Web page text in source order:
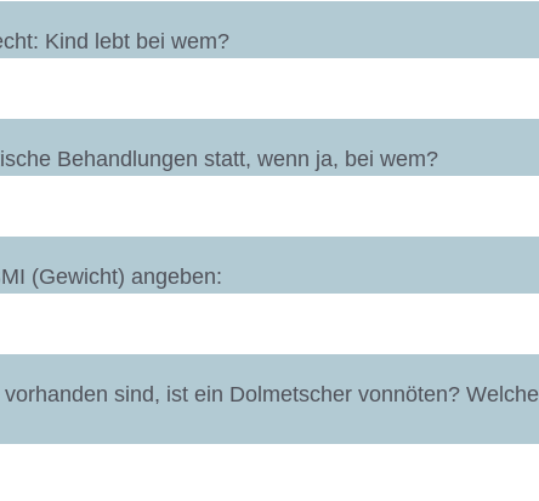
Kind lebt bei wem?
Behandlungen statt, wenn ja, bei wem?
(Gewicht) angeben:
sind, ist ein Dolmetscher vonnöten? Welche